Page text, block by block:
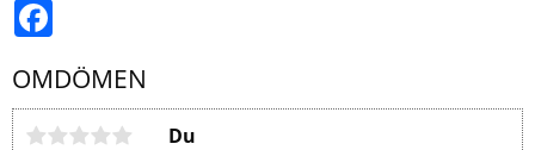
OMDÖMEN
Du